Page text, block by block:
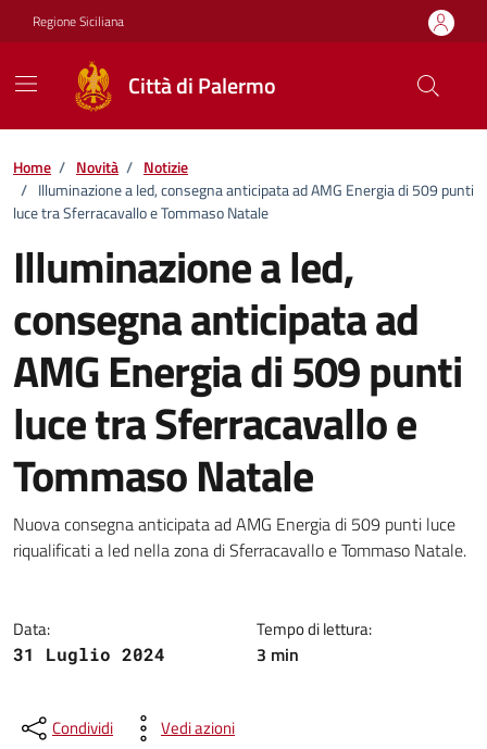
Vai ai contenuti
Vai al footer
Regione Siciliana
Città di Palermo
Home / Novità / Notizie
/ Illuminazione a led, consegna anticipata ad AMG Energia di 509 punti
luce tra Sferracavallo e Tommaso Natale
Illuminazione a led,
consegna anticipata ad
AMG Energia di 509 punti
luce tra Sferracavallo e
Tommaso Natale
Dettagli della notizia
Nuova consegna anticipata ad AMG Energia di 509 punti luce
riqualificati a led nella zona di Sferracavallo e Tommaso Natale.
Data:
31 Luglio 2024
Tempo di lettura:
3 min
Condividi Vedi azioni